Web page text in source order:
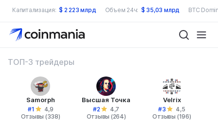
Капитализация: $ 2 223 млрд Объем 24ч: $ 35,03 млрд BTC
ТОП-3 трейдеры
Samorph
#1
4,9
Отзывы (338)
Высшая Точка
#2
4,7
Отзывы (264)
Velrix
#3
4,5
Отзывы (196)